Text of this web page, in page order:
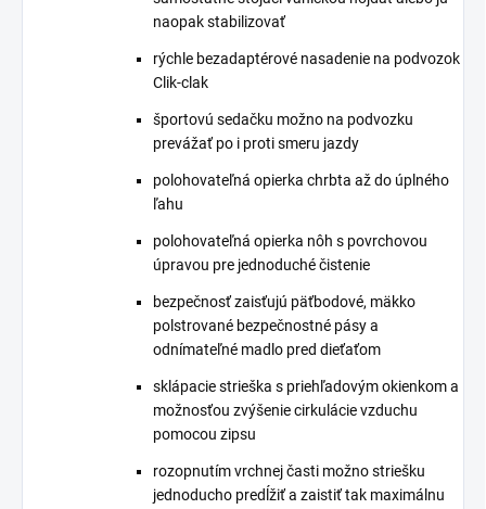
naopak stabilizovať
rýchle bezadaptérové nasadenie na podvozok
Clik-clak
športovú sedačku možno na podvozku
prevážať po i proti smeru jazdy
polohovateľná opierka chrbta až do úplného
ľahu
polohovateľná opierka nôh s povrchovou
úpravou pre jednoduché čistenie
bezpečnosť zaisťujú päťbodové, mäkko
polstrované bezpečnostné pásy a
odnímateľné madlo pred dieťaťom
sklápacie strieška s priehľadovým okienkom a
možnosťou zvýšenie cirkulácie vzduchu
pomocou zipsu
rozopnutím vrchnej časti možno striešku
jednoducho predĺžiť a zaistiť tak maximálnu